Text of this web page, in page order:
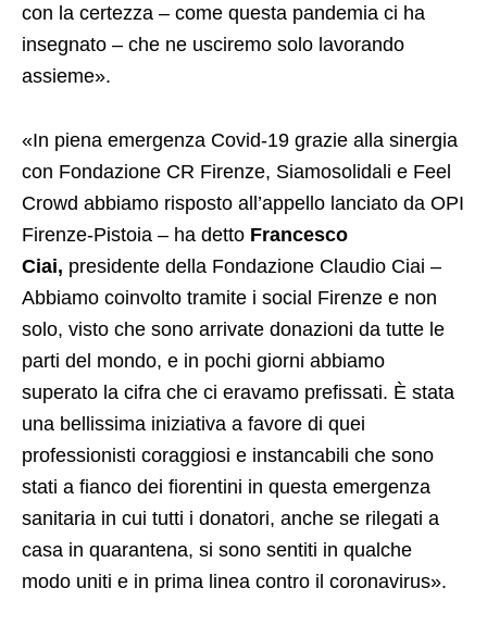
con la certezza – come questa pandemia ci ha
insegnato – che ne usciremo solo lavorando
assieme».
«In piena emergenza Covid-19 grazie alla sinergia
con Fondazione CR Firenze, Siamosolidali e Feel
Crowd abbiamo risposto all’appello lanciato da OPI
Firenze-Pistoia – ha detto Francesco
Ciai, presidente della Fondazione Claudio Ciai –
Abbiamo coinvolto tramite i social Firenze e non
solo, visto che sono arrivate donazioni da tutte le
parti del mondo, e in pochi giorni abbiamo
superato la cifra che ci eravamo prefissati. È stata
una bellissima iniziativa a favore di quei
professionisti coraggiosi e instancabili che sono
stati a fianco dei fiorentini in questa emergenza
sanitaria in cui tutti i donatori, anche se rilegati a
casa in quarantena, si sono sentiti in qualche
modo uniti e in prima linea contro il coronavirus».